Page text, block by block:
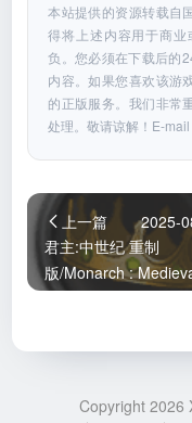
本站提供的资源转载自
得将上述内容用于商
负。您必须在下载后的
内容。如果您喜欢该游
的正版服务。我们非常
处理。敬请谅解！E-
上一篇
2025-
君主:中世纪 重制
版/Monarch :
Remastered
Copyright 2026